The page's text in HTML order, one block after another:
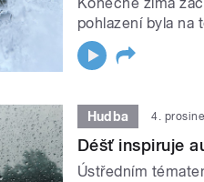
pohlazení byla na
Hudba 4.
Déšť inspiruje
Ústředním